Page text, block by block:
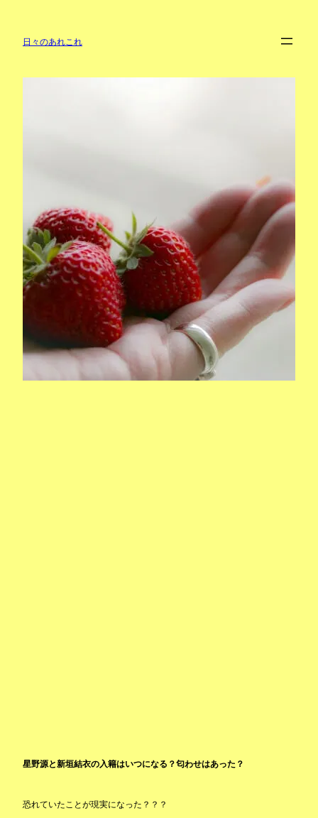
日々のあれこれ
星野源と新垣結衣の入籍はいつになる？匂わせはあった？
恐れていたことが現実になった？？？